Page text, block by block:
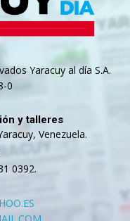
Yaracuy al día S.A.
0
y talleres
Venezuela.
0392.